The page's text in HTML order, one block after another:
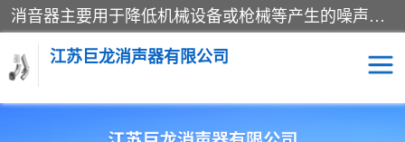
消音器主要用于降低机械设备或枪械等产生的噪声。它通过阻尼或增加排气面积来降低排气速度和功率，从而降低噪声。常见的消音器类型包括阻性消声器、抗性消声器、共振消声器以及阻抗复合式消声器等。这些消音器各有特点，适用于不同频率的噪声消除。
江苏巨龙消声器有限公司